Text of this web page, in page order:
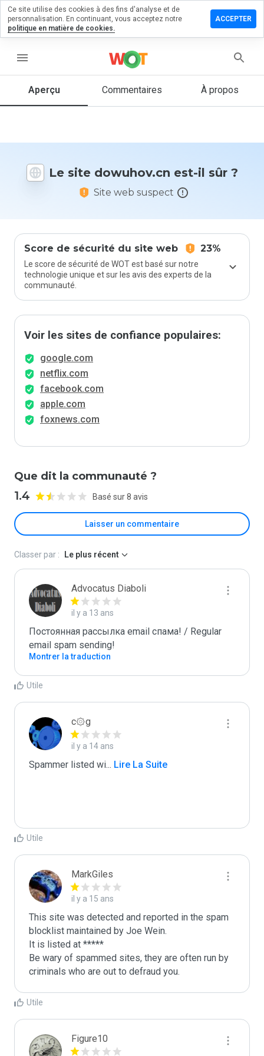
menu
Aperçu Commentaires À propos
Le site dowuhov.cn est-il sûr ?
Site web suspect
Score de sécurité du site web 23%
Le score de sécurité de WOT est basé sur notre
technologie unique et sur les avis des experts de la
communauté.
Voir les sites de confiance populaires:
google.com
netflix.com
facebook.com
apple.com
foxnews.com
Que dit la communauté ?
1.4 Basé sur 8 avis
Laisser un commentaire
un
1 et 5
vous à ce
site ?
Classer par : Le plus récent
Advocatus Diaboli
il y a 13 ans
Постоянная рассылка email спама! / Regular
email spam sending!
Montrer la traduction
Utile
c۞g
il y a 14 ans
Spammer listed wi... Lire La Suite
Utile
MarkGiles
il y a 15 ans
This site was detected and reported in the spam
blocklist maintained by Joe Wein.
It is listed at *****
Be wary of spammed sites, they are often run by
criminals who are out to defraud you.
Utile
Figure10
Ce site utilise des cookies à des fins d'analyse et de
personnalisation. En continuant, vous acceptez notre
politique en matière de cookies.
ACCEPTER